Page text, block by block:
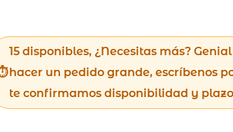
15 disponibles, ¿Necesitas más?
hacer un pedido grande, escríbenos
te confirmamos disponibilidad y